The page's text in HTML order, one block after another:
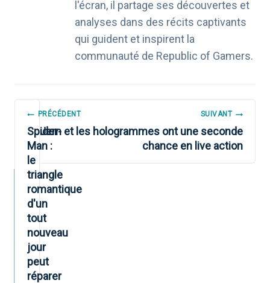
l'écran, il partage ses découvertes et
analyses dans des récits captivants
qui guident et inspirent la
communauté de Republic of Gamers.
NAVIGATION
DE
L’ARTICLE
PRÉCÉDENT
Spider-
Man :
le
triangle
romantique
d'un
tout
nouveau
jour
peut
réparer
SUIVANT
Jem et les hologrammes ont une seconde
chance en live action